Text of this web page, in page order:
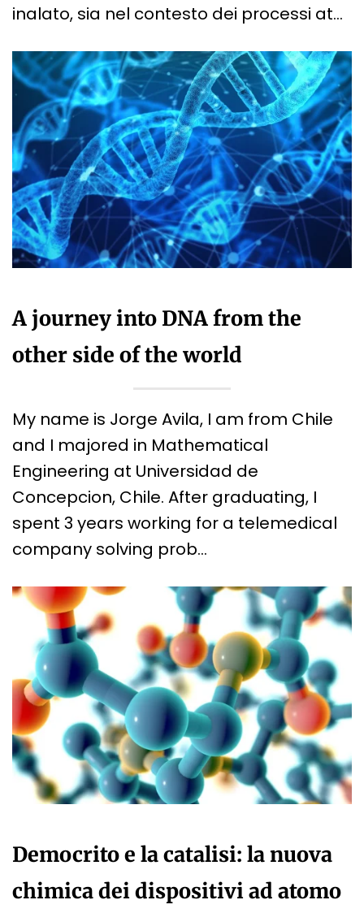
inalato, sia nel contesto dei processi at…
A journey into DNA from the
other side of the world
My name is Jorge Avila, I am from Chile
and I majored in Mathematical
Engineering at Universidad de
Concepcion, Chile. After graduating, I
spent 3 years working for a telemedical
company solving prob…
Democrito e la catalisi: la nuova
chimica dei dispositivi ad atomo